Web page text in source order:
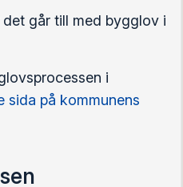
går till med bygglov i
i
sida på kommunens